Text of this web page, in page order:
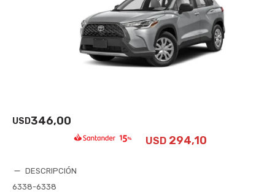
USD346,00
USD 294,10
DESCRIPCIÓN
6338-6338